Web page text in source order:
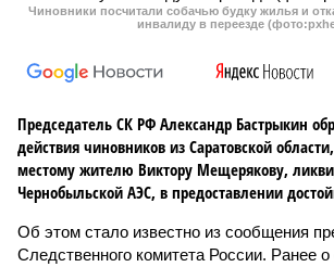
Чиновники посчитали собачью будку жилья и
инвалиду в переезде
Председатель СК РФ Александр Бастрыкин
действия чиновников из Саратовской
местому жителю Виктору Мещерякову,
Чернобыльской АЭС, в предоставлении
Об этом стало известно из сообщения
Следственного комитета России. Ранее о